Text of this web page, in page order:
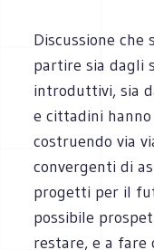
Discussione che
partire sia dagli
introduttivi, sia
e cittadini
costruendo via
convergenti di
progetti per il
possibile
restare, e a fare